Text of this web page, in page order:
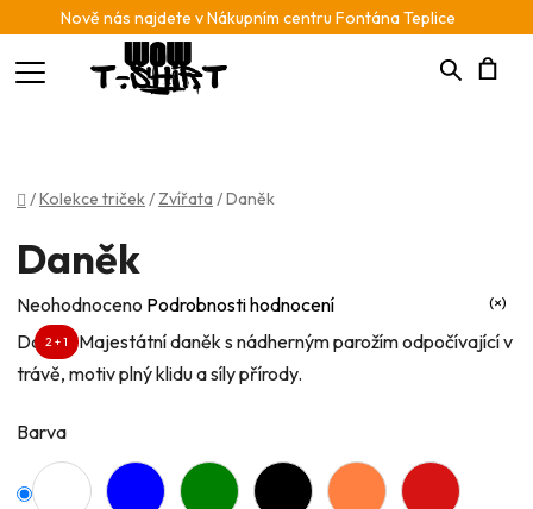
Nově nás najdete v Nákupním centru Fontána Teplice
Hledat
Domů
/Kolekce triček/ Zvířata /Daněk
Daněk: Majestátní daněk s nádherným parožím odpočívající v
trávě, motiv plný klidu a síly přírody.
Barva
Daněk
Průměrné
hodnocení
produktu
0,0
5
Neohodnoceno Podrobnosti hodnocení
2 + 1